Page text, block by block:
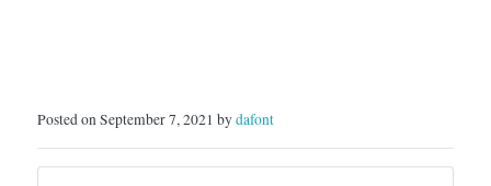
Posted on September 7, 2021 bydafont